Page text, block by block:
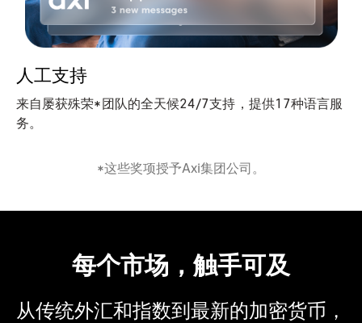
人工支持
来自屡获殊荣*团队的全天候24/7支持，提供17种语言服
务。
*这些奖项授予Axi集团公司。
每个市场，触手可及
从传统外汇和指数到最新的加密货币，